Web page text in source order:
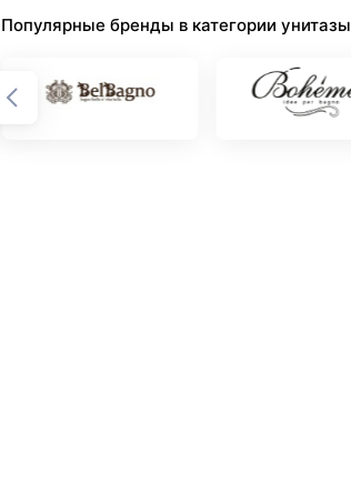
Популярные бренды в категории унитазы